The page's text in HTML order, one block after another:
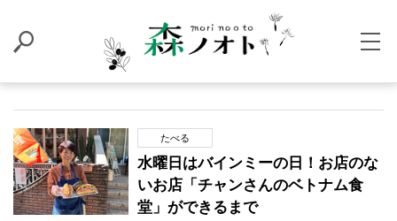
たべる
水曜日はバインミーの日！お店のな
いお店「チャンさんのベトナム食
堂」ができるまで